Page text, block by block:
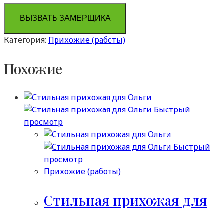
ВЫЗВАТЬ ЗАМЕРЩИКА
Категория: Прихожие (работы)
Похожие
Быстрый
просмотр
Быстрый
просмотр
Прихожие (работы)
Стильная прихожая для